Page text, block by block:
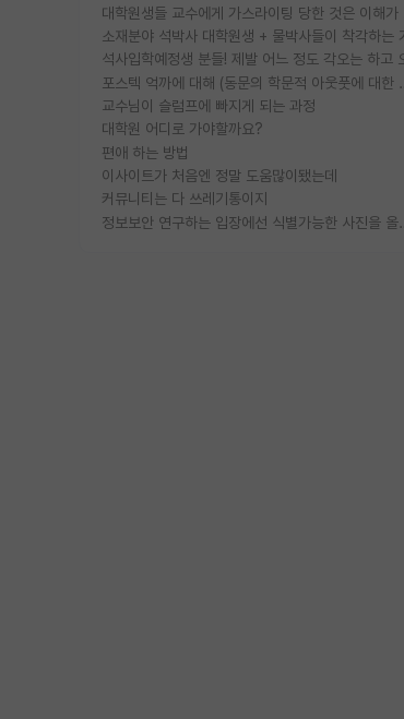
소재분야 석박사 대학원생 + 물박사들이 착각하는
포스텍 억까
교수님이 슬럼프에 빠지게 되는 과정
대학원 어디로 가야할까요?
편애 하는 방법
이사이트가 처음엔 정말 도움많이됐는데
커뮤니티는 다 쓰레기통이지
정보보안 연구하